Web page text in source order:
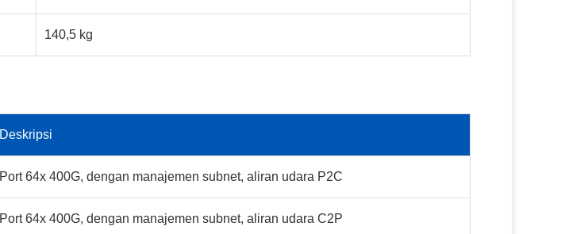
140,5 kg
Deskripsi
Port 64x 400G, dengan manajemen subnet, aliran udara P2C
Port 64x 400G, dengan manajemen subnet, aliran udara C2P